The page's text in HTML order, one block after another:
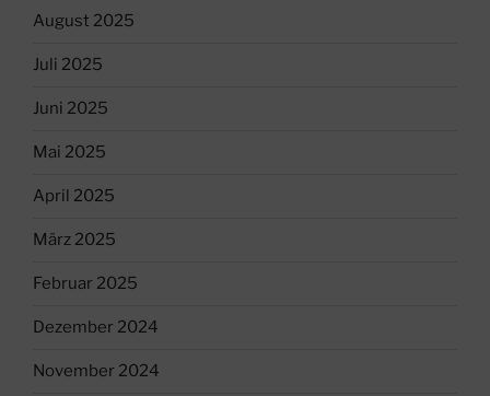
August 2025
Juli 2025
Juni 2025
Mai 2025
April 2025
März 2025
Februar 2025
Dezember 2024
November 2024